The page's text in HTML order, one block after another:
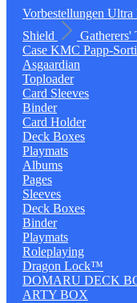
Vorbestellungen Ultra
Shield
Gatherers'
Case KMC Papp-
Asgaardian
Toploader
Card Sleeves
Binder
Card Holder
Deck Boxes
Playmats
Albums
Pages
Sleeves
Deck Boxes
Binder
Playmats
Roleplaying
Dragon Lock™
DOMARU DECK
ARTY BOX